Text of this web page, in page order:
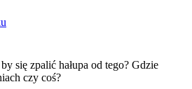
by się zpalić hałupa od tego? Gdzie
czy coś?